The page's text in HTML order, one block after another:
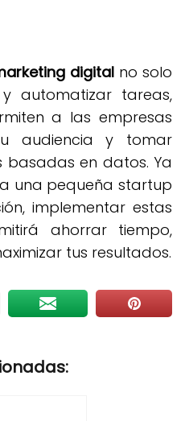
digital no solo
automatizar tareas,
a las empresas
audiencia y tomar
basadas en datos. Ya
una pequeña startup
implementar estas
ahorrar tiempo,
tus resultados.